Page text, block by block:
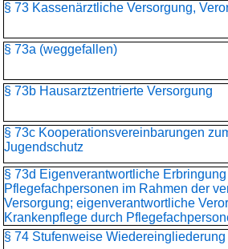
§ 73 Kassenärztliche Versorgung,
§ 73a (weggefallen)
§ 73b Hausarztzentrierte Versorgung
§ 73c Kooperationsvereinbarungen
Jugendschutz
§ 73d Eigenverantwortliche
Pflegefachpersonen im Rahmen der
Versorgung; eigenverantwortliche
Krankenpflege durch
§ 74 Stufenweise Wiedereingliederung